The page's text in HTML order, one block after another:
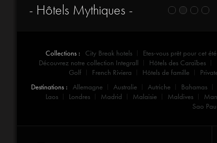
- Hôtels Mythiques -
Collections : City Break hotels
Etes-vous prêt pour cet été
Découvrez notre collection Integrall
Hôtels des Caraïbes
Golf
French Riviera Hôtels de famille
Destinations : Allemagne Australie Autriche
Bahamas
Laos
Londres Madrid Malaisie Maldives
Sao